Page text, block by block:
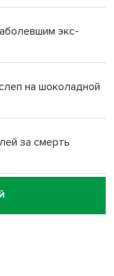
экс-
на шоколадной
за смерть
смерть